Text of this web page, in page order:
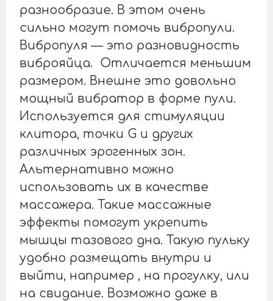
разнообразие. В этом очень
сильно могут помочь вибропули.
Вибропуля — это разновидность
виброяйца. Отличается меньшим
размером. Внешне это довольно
мощный вибратор в форме пули.
Используется для стимуляции
клитора, точки G и других
различных эрогенных зон.
Альтернативно можно
использовать их в качестве
массажера. Такие массажные
эффекты помогут укрепить
мышцы тазового дна. Такую пульку
удобно размещать внутри и
выйти, например , на прогулку, или
на свидание. Возможно даже в